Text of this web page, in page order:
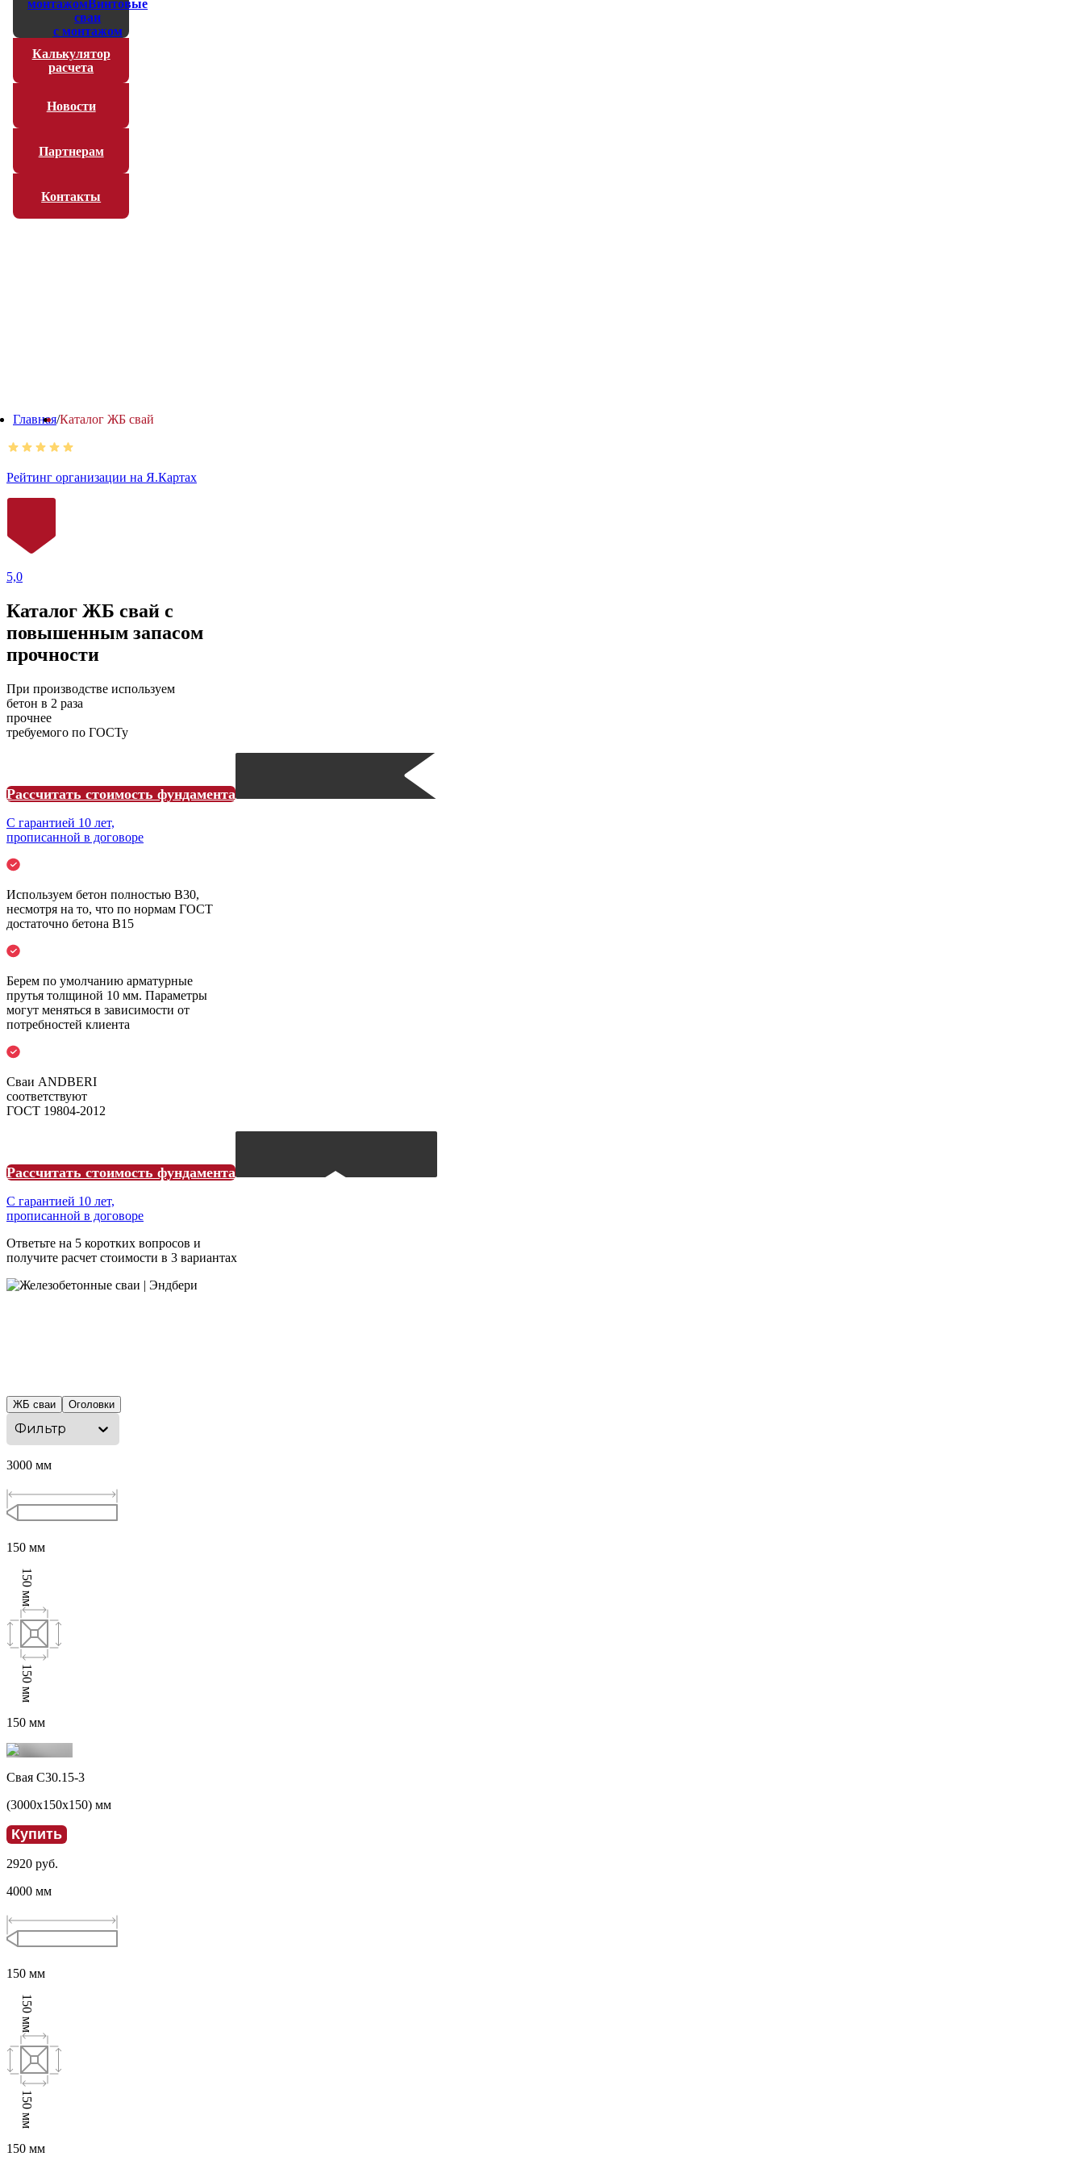
монтажомВинтовые
сваи
с монтажом
Калькулятор
расчета
Новости
Партнерам
Контакты
Главная/Каталог ЖБ свай
Рейтинг организации на Я.Картах
5,0
Каталог ЖБ свай с
повышенным запасом
прочности
При производстве используем
бетон в 2 раза
прочнее
требуемого по ГОСТу
Рассчитать стоимость фундамента
С гарантией 10 лет,
прописанной в договоре
Используем бетон полностью B30,
несмотря на то, что по нормам ГОСТ
достаточно бетона B15
Берем по умолчанию арматурные
прутья толщиной 10 мм. Параметры
могут меняться в зависимости от
потребностей клиента
Сваи ANDBERI
соответствуют
ГОСТ 19804-2012
Рассчитать стоимость фундамента
С гарантией 10 лет,
прописанной в договоре
Ответьте на 5 коротких вопросов и
получите расчет стоимости в 3 вариантах
ЖБ сваи Оголовки
Фильтр
3000 мм
150 мм
150
мм
150
мм
150 мм
Свая С30.15-3
(3000x150x150) мм
Купить
2920 руб.
4000 мм
150 мм
150
мм
150
мм
150 мм